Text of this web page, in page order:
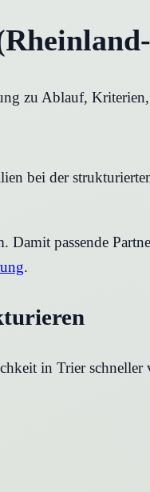
zu Ablauf,
bei der
passende
.
in Trierschneller